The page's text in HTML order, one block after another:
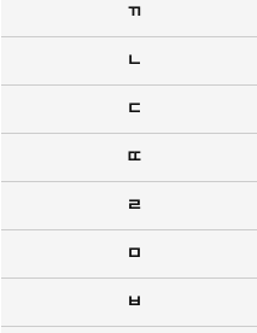
ㄲ
ㄴ
ㄷ
ㄸ
ㄹ
ㅁ
ㅂ